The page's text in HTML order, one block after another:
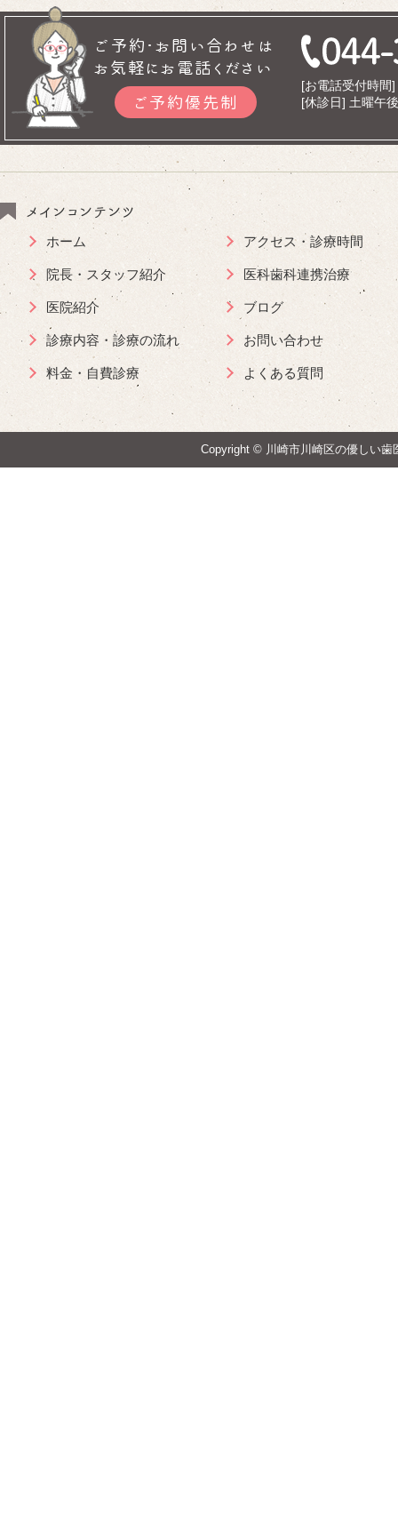
ご予約･お問い合わせは
お気軽にお電話ください
ご予約優先制
[お電話受付時間
[休診日] 土曜午
メインコンテンツ
ホーム
院長・スタッフ紹介
医院紹介
診療内容・診療の流れ
料金・自費診療
アクセス・診療時間
医科歯科連携治療
ブログ
お問い合わせ
よくある質問
Copyright © 川崎市川崎区の優しい